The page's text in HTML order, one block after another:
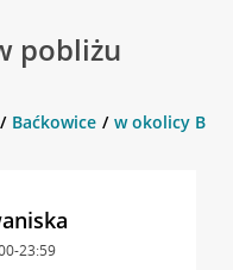
pobliżu
Baćkowice w okolicy
23:59